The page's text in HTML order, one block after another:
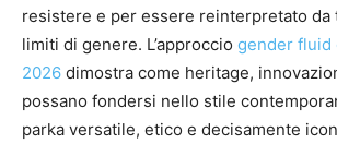
resistere e per essere reinterpretato da
limiti di genere. L’approccio gender fluid
2026 dimostra come heritage,
possano fondersi nello stile
parka versatile, etico e decisamente